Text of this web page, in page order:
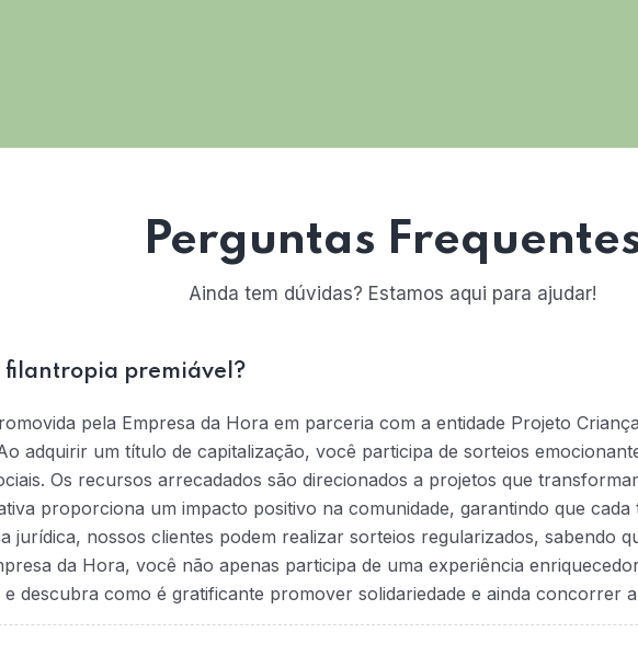
Perguntas
Ainda tem dúvidas? Estamos aqui para ajudar!
filantropia premiável?
pela Empresa da Hora em parceria com a entidade Projeto
adquirir um título de capitalização, você participa de sorteios
Os recursos arrecadados são direcionados a projetos que
proporciona um impacto positivo na comunidade, garantindo que
jurídica, nossos clientes podem realizar sorteios regularizados, sabendo
da Hora, você não apenas participa de uma experiência
descubra como é gratificante promover solidariedade e ainda concorrer